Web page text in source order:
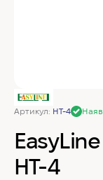
Артикул: HT-4
HT-4